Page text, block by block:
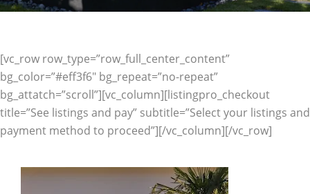
[vc_row row_type=”row_full_center_content”
bg_color=”#eff3f6″ bg_repeat=”no-repeat”
bg_attatch=”scroll”][vc_column][listingpro_checkout
title=”See listings and pay” subtitle=”Select your listings and
payment method to proceed”][/vc_column][/vc_row]